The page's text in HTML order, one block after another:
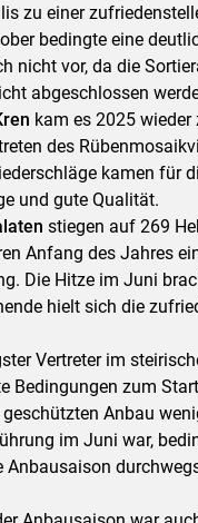
zu einer
bedingte eine
nicht vor, da die
abgeschlossen
kam es 2025
des
kamen für
und gute Qualität.
stiegen auf 269
Anfang des Jahres
Die Hitze im Juni
hielt sich die
Vertreter im
Bedingungen zum
Anbau
im Juni war,
Anbausaison